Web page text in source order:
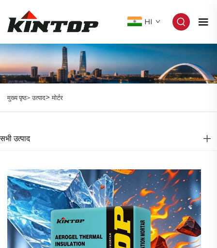
HI
मुख्य पृष्ठ> उत्पाद>मोर्टर
सभी उत्पाद